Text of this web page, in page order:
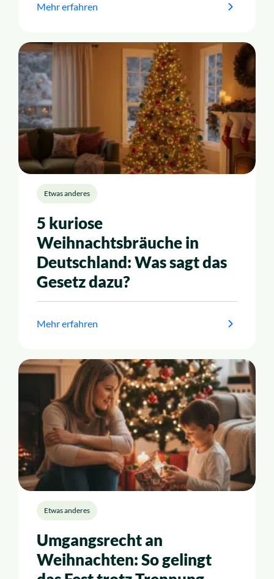
Mehr erfahren
Etwas anderes
5 kuriose
Weihnachtsbräuche in
Deutschland: Was sagt das
Gesetz dazu?
Mehr erfahren
Etwas anderes
Umgangsrecht an
Weihnachten: So gelingt